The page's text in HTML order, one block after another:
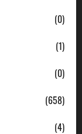
(0)
(1)
(0)
(658)
(4)